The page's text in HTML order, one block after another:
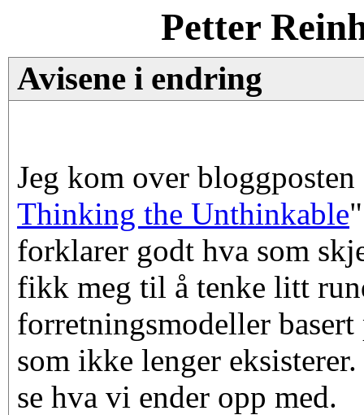
Petter
Avisene i endring
Jeg kom over
Thinking the Unthinkable
forklarer godt hva som
fikk meg til å tenke litt
forretningsmodeller basert
som ikke lenger
se hva vi ender opp med.